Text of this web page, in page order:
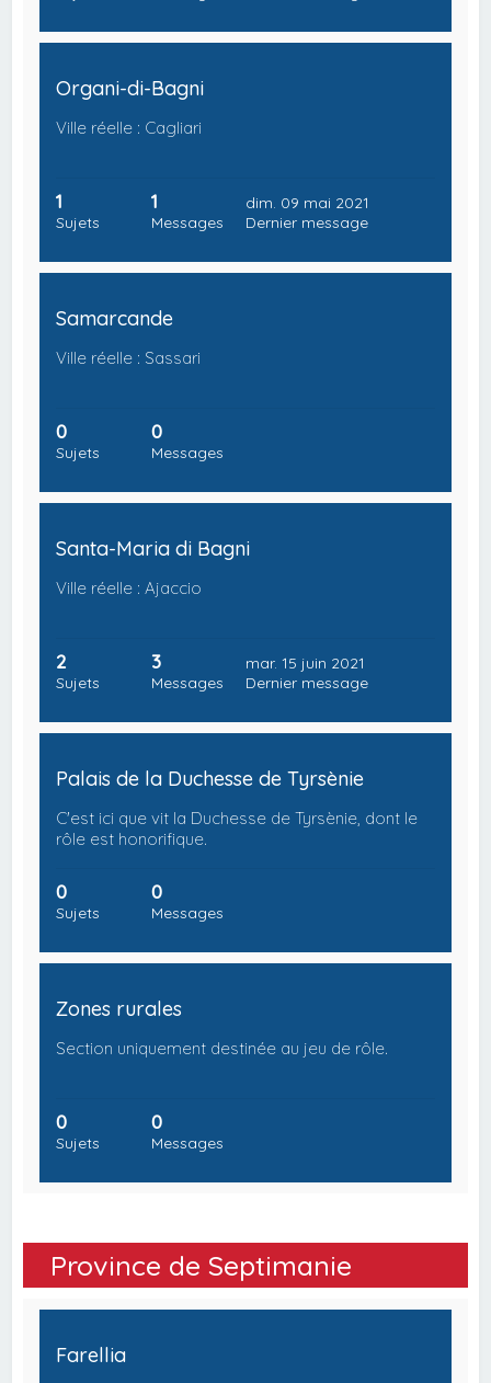
Organi-di-Bagni
Ville réelle : Cagliari
1
Sujets
1
Messages
dim. 09 mai 2021
Dernier message
Samarcande
Ville réelle : Sassari
0
Sujets
0
Messages
Santa-Maria di Bagni
Ville réelle : Ajaccio
2
Sujets
3
Messages
mar. 15 juin 2021
Dernier message
Palais de la Duchesse de Tyrsènie
C'est ici que vit la Duchesse de Tyrsènie, dont le
rôle est honorifique.
0
Sujets
0
Messages
Zones rurales
Section uniquement destinée au jeu de rôle.
0
Sujets
0
Messages
Province de Septimanie
Farellia